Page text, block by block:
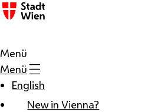
Zum Inhalt
Menü
Menü
English
New in Vienna?